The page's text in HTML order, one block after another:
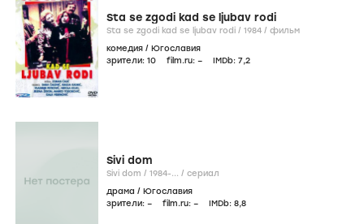
Sta se zgodi kad se ljubav rodi
Sta se zgodi kad se ljubav rodi / 1984 / фильм
комедия / Югославия
зрители: 10 film.ru: – IMDb: 7,2
Sivi dom
Sivi dom / 1984-... / сериал
драма / Югославия
зрители: – film.ru: – IMDb: 8,8